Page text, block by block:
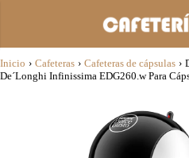
Inicio › Cafeteras › Cafeteras de cápsulas ›
De´Longhi Infinissima EDG260.w Para